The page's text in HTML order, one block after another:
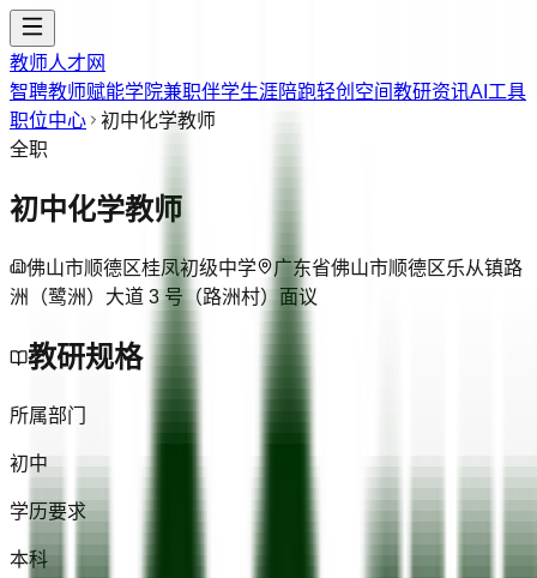
教师人才网
智聘教师赋能学院兼职伴学生涯陪跑轻创空间教研资讯AI工具
职位中心
初中化学教师
全职
初中化学教师
佛山市顺德区桂凤初级中学
广东省佛山市顺德区乐从镇路
洲（鹭洲）大道 3 号（路洲村） 面议
教研规格
所属部门
初中
学历要求
本科